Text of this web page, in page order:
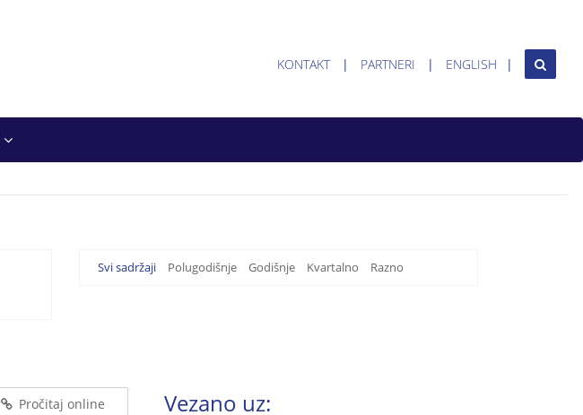
KONTAKT PARTNERI ENGLISH
Svi sadržaji Polugodišnje Godišnje Kvartalno Razno
Pročitaj online Vezano uz: